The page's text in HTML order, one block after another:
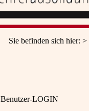
Sie befinden sich hier:
Benutzer-LOGIN